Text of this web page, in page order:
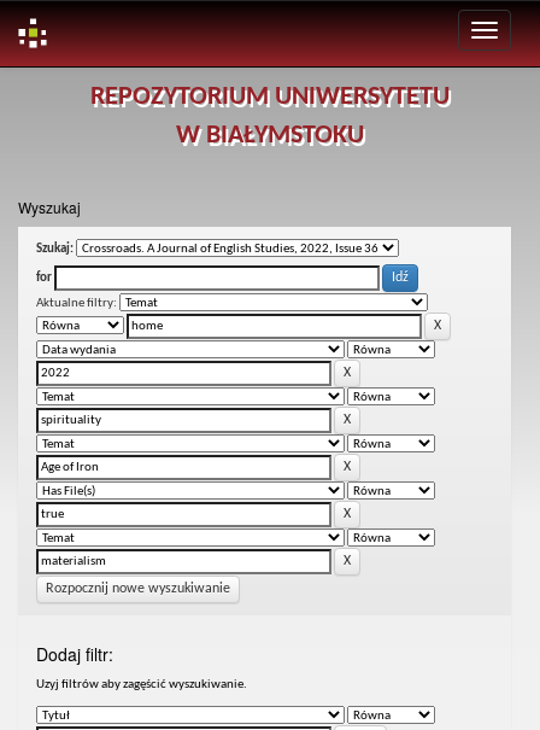
REPOZYTORIUM UNIWERSYTETU
W BIAŁYMSTOKU
Wyszukaj
Szukaj:
for
Aktualne filtry:
Rozpocznij nowe wyszukiwanie
Dodaj filtr:
Uzyj filtrów aby zagęścić wyszukiwanie.